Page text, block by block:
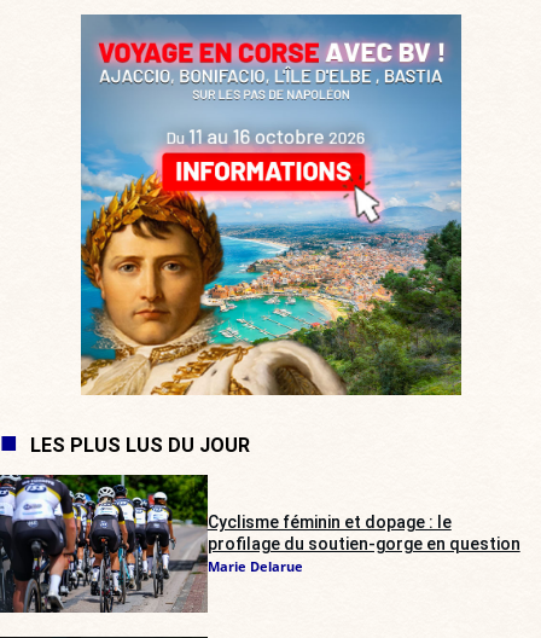
LES PLUS LUS DU JOUR
Cyclisme féminin et dopage : le
profilage du soutien-gorge en question
Marie Delarue